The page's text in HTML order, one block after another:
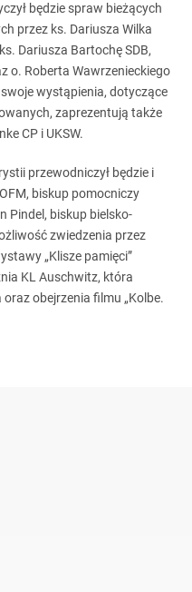
będzie spraw bieżących
przez ks. Dariusza Wilka
Dariusza Bartochę SDB,
o. Roberta Wawrzenieckiego
wystąpienia, dotyczące
zaprezentują także
CP i UKSW.
przewodniczył będzie i
biskup pomocniczy
Pindel, biskup bielsko-
zwiedzenia przez
„Klisze pamięci”
KL Auschwitz, która
obejrzenia filmu „Kolbe.